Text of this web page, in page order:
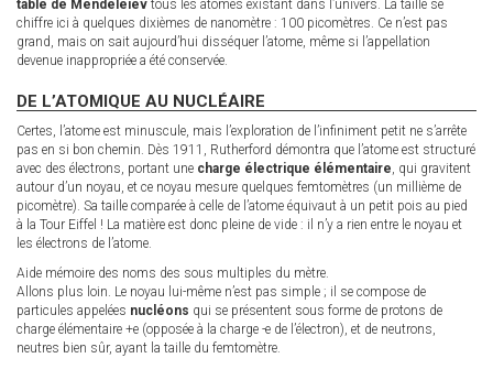
table de Mendeleiev tous les atomes existant dans l’univers. La taille se
chiffre ici à quelques dixièmes de nanomètre : 100 picomètres. Ce n’est pas
grand, mais on sait aujourd’hui disséquer l’atome, même si l’appellation
devenue inappropriée a été conservée.
DE L’ATOMIQUE AU NUCLÉAIRE
Certes, l’atome est minuscule, mais l’exploration de l’infiniment petit ne s’arrête
pas en si bon chemin. Dès 1911, Rutherford démontra que l’atome est structuré
avec des électrons, portant une charge électrique élémentaire, qui gravitent
autour d’un noyau, et ce noyau mesure quelques femtomètres (un millième de
picomètre). Sa taille comparée à celle de l’atome équivaut à un petit pois au pied
à la Tour Eiffel ! La matière est donc pleine de vide : il n’y a rien entre le noyau et
les électrons de l’atome.
Aide mémoire des noms des sous multiples du mètre.
Allons plus loin. Le noyau lui-même n’est pas simple ; il se compose de
particules appelées nucléons qui se présentent sous forme de protons de
charge élémentaire +e (opposée à la charge -e de l’électron), et de neutrons,
neutres bien sûr, ayant la taille du femtomètre.